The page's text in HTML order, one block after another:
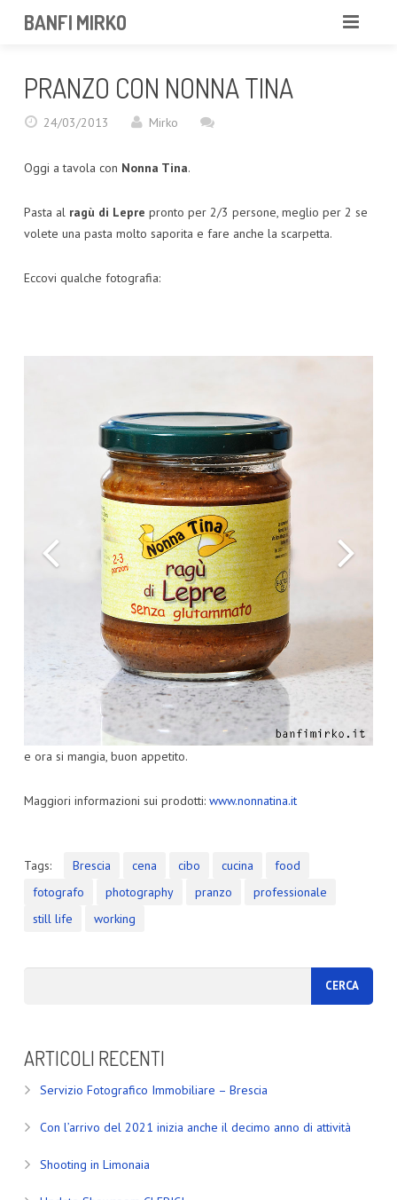
BANFI MIRKO
SERVIZI
NEWS
PRANZO CON NONNA TINA
24/03/2013 Mirko
Oggi a tavola con Nonna Tina.
Pasta al ragù di Lepre pronto per 2/3 persone, meglio per 2 se
volete una pasta molto saporita e fare anche la scarpetta.
Eccovi qualche fotografia:
e ora si mangia, buon appetito.
Maggiori informazioni sui prodotti: www.nonnatina.it
Tags: Brescia cena cibo cucina
food
fotografo
photography pranzo
professionale
still life
working
ARTICOLI RECENTI
Servizio Fotografico Immobiliare – Brescia
Con l’arrivo del 2021 inizia anche il decimo anno di attività
Shooting in Limonaia